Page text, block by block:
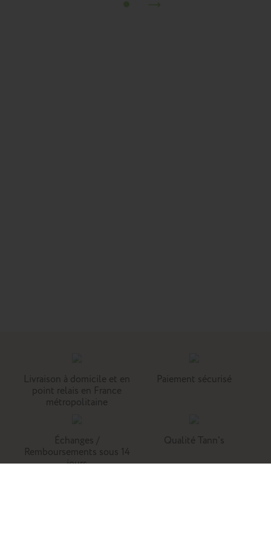
Livraison à domicile et en
point relais en France
métropolitaine
Paiement sécurisé
Échanges /
Remboursements sous 14
jours
Qualité Tann's